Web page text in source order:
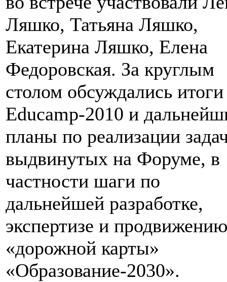
Ляшко, Татьяна Ляшко,
Екатерина Ляшко, Елена
Федоровская. За круглым
столом обсуждались итоги
Educamp-2010 и
планы по реализации
выдвинутых на Форуме, в
частности шаги по
дальнейшей разработке,
экспертизе и продвижению
«дорожной карты»
«Образование-2030».